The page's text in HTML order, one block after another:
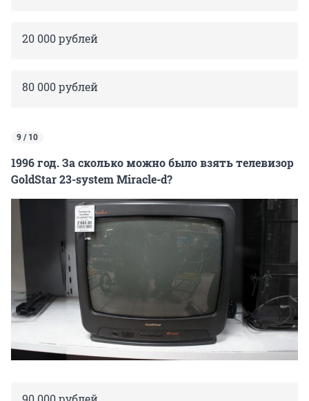
20 000 рублей
80 000 рублей
9 / 10
1996 год. За сколько можно было взять телевизор
GoldStar 23-system Miracle-d?